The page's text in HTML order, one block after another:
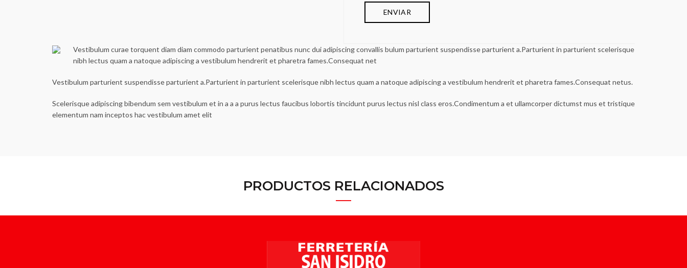
Vestibulum curae torquent diam diam commodo parturient penatibus nunc dui adipiscing convallis bulum parturient suspendisse parturient a.Parturient in parturient scelerisque
nibh lectus quam a natoque adipiscing a vestibulum hendrerit et pharetra fames.Consequat net
Vestibulum parturient suspendisse parturient a.Parturient in parturient scelerisque nibh lectus quam a natoque adipiscing a vestibulum hendrerit et pharetra fames.Consequat netus.
Scelerisque adipiscing bibendum sem vestibulum et in a a a purus lectus faucibus lobortis tincidunt purus lectus nisl class eros.Condimentum a et ullamcorper dictumst mus et tristique
elementum nam inceptos hac vestibulum amet elit
PRODUCTOS RELACIONADOS